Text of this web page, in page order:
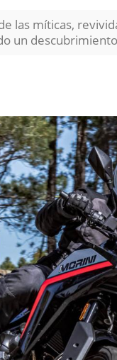
las míticas,
un